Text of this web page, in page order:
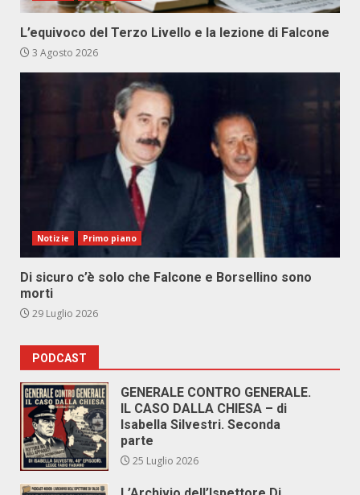
L’equivoco del Terzo Livello e la lezione di Falcone
3 Agosto 2026
Notizie Primo piano
Di sicuro c’è solo che Falcone e Borsellino sono
morti
29 Luglio 2026
PODCAST
GENERALE CONTRO GENERALE.
IL CASO DALLA CHIESA – di
Isabella Silvestri. Seconda
parte
25 Luglio 2026